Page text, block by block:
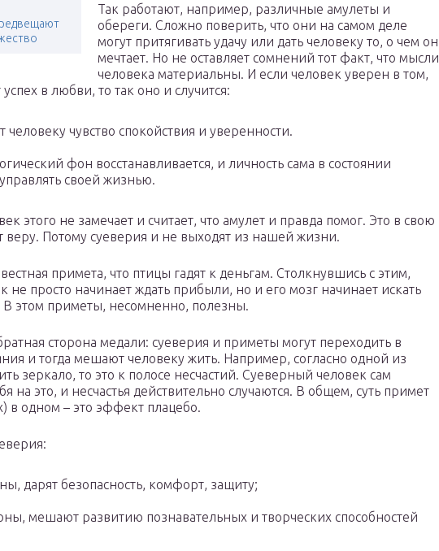
Так работают, например, различные амулеты и
обереги. Сложно поверить, что они на самом деле
могут притягивать удачу или дать человеку то, о чем он
мечтает. Но не оставляет сомнений тот факт, что мысли
человека материальны. И если человек уверен в том,
в любви, то так оно и случится:
человеку чувство спокойствия и уверенности.
фон восстанавливается, и личность сама в состоянии
своей жизнью.
этого не замечает и считает, что амулет и правда помог. Это в свою
веру. Потому суеверия и не выходят из нашей жизни.
примета, что птицы гадят к деньгам. Столкнувшись с этим,
не просто начинает ждать прибыли, но и его мозг начинает искать
В этом приметы, несомненно, полезны.
сторона медали: суеверия и приметы могут переходить в
и тогда мешают человеку жить. Например, согласно одной из
зеркало, то это к полосе несчастий. Суеверный человек сам
на это, и несчастья действительно случаются. В общем, суть примет
в одном – это эффект плацебо.
дарят безопасность, комфорт, защиту;
мешают развитию познавательных и творческих способностей